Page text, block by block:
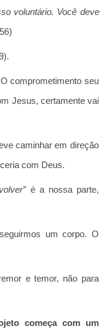
voluntário. Você deve
comprometimento seu
Jesus, certamente vai
caminhar em direção
com Deus.
é a nossa parte,
um corpo. O
e temor, não para
começa com um